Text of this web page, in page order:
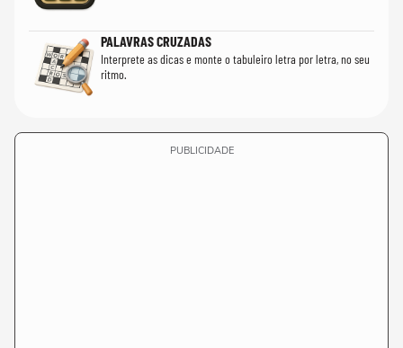
PALAVRAS CRUZADAS
Interprete as dicas e monte o tabuleiro letra por letra, no seu
ritmo.
PUBLICIDADE